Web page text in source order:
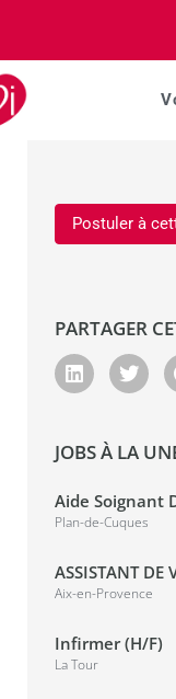
Postuler à
PARTAGER
JOBS À LA
Aide Soignant
Plan-de-Cuques
ASSISTANT DE
Aix-en-Provence
Infirmer (H/F)
La Tour